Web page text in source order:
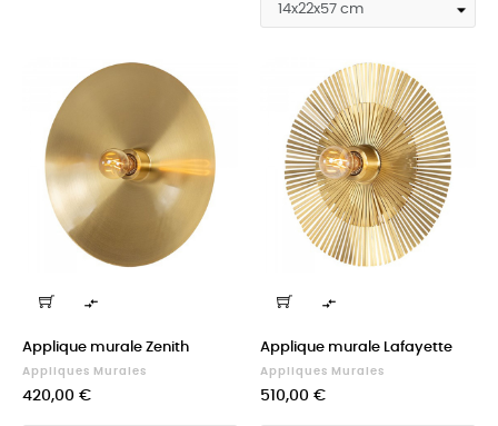

Applique murale Zenith
Appliques Murales
Prix
420,00 €

Applique murale Lafayette
Appliques Murales
Prix
510,00 €